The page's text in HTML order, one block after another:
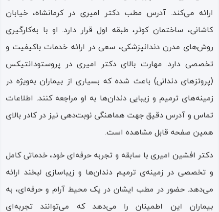
ارائه می‌کند. آدرس مطب دکتر امیری در کرمانشاه، خیابان
کاشانی، ساختمان کوثر، طبقه اول قرار دارد. او با به‌کارگیری
روش‌های مدرن دندانپزشکی، سعی در ارائه خدمات باکیفیت و
تخصصی دارد. مهارت بالای دکتر امیری در پروستودانتیکس
(پروتزهای دندانی) باعث شده که بسیاری از بیماران به‌ویژه در
زمینه‌های ترمیم و زیبایی دندان‌ها به او مراجعه کنند. اطلاعات
تماس و آدرس دقیق جهت هماهنگی نوبت‌دهی نیز در کادر بالای
همین صفحه قابل مشاهده است.
دکتر افشین امیری با سابقه و تجربه‌ حرفه‌ای خود، خدماتی کامل
و تخصصی در زمینه‌ی ترمیم دندان‌ها و زیباسازی لبخند ارائه
می‌دهد. حضور در مطب ایشان در یک محیط آرام و حرفه‌ای، به
بیماران این اطمینان را می‌دهد که می‌توانند تجربه‌ای